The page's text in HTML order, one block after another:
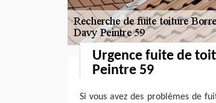
Urgence fuite de
Peintre 59
Si vous avez des problèmes de